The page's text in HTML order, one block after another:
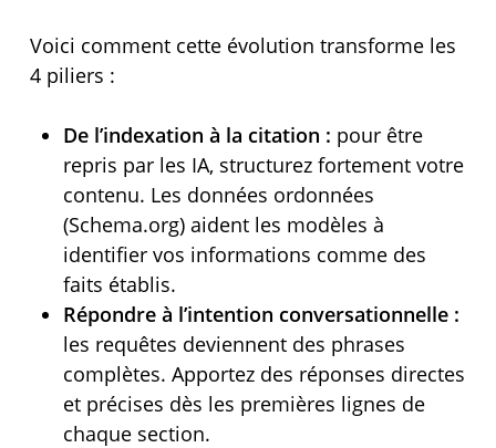
Voici comment cette évolution transforme les
4 piliers :
De l’indexation à la citation : pour être
repris par les IA, structurez fortement votre
contenu. Les données ordonnées
(Schema.org) aident les modèles à
identifier vos informations comme des
faits établis.
Répondre à l’intention conversationnelle :
les requêtes deviennent des phrases
complètes. Apportez des réponses directes
et précises dès les premières lignes de
chaque section.